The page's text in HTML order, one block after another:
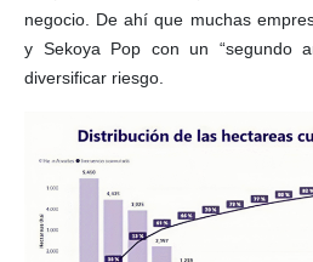
negocio. De ahí que muchas
y Sekoya Pop con un “segundo
diversificar riesgo.